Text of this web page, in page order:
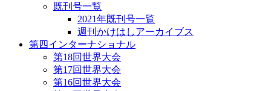
既刊号一覧
2021年既刊号一覧
週刊かけはしアーカイブス
第四インターナショナル
第18回世界大会
第17回世界大会
第16回世界大会